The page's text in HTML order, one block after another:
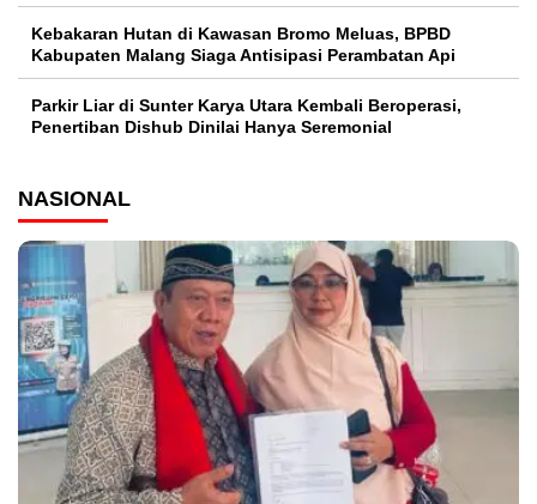
Kebakaran Hutan di Kawasan Bromo Meluas, BPBD
Kabupaten Malang Siaga Antisipasi Perambatan Api
Parkir Liar di Sunter Karya Utara Kembali Beroperasi,
Penertiban Dishub Dinilai Hanya Seremonial
NASIONAL